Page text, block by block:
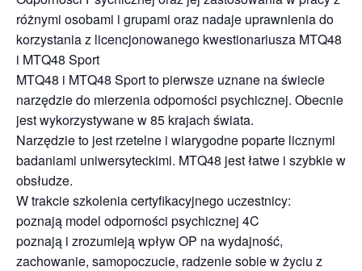
różnymi osobami i grupami oraz nadaje uprawnienia do
korzystania z licencjonowanego kwestionariusza MTQ48
i MTQ48 Sport
MTQ48 i MTQ48 Sport to pierwsze uznane na świecie
narzędzie do mierzenia odporności psychicznej. Obecnie
jest wykorzystywane w 85 krajach świata.
Narzędzie to jest rzetelne i wiarygodne poparte licznymi
badaniami uniwersyteckimi. MTQ48 jest łatwe i szybkie w
obsłudze.
W trakcie szkolenia certyfikacyjnego uczestnicy:
poznają model odporności psychicznej 4C
poznają i zrozumieją wpływ OP na wydajność,
zachowanie, samopoczucie, radzenie sobie w życiu z